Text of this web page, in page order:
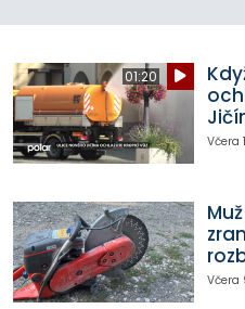
01:20
Včera
Včera